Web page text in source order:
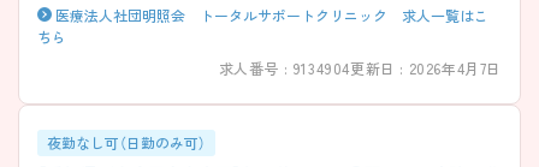
医療法人社団明照会 トータルサポートクリニック 求人一覧はこ
ちら
求人番号 : 9134904更新日 : 2026年4月7日
夜勤なし可（日勤のみ可）